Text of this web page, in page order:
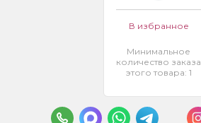
В избранное
Минимальное
количество заказа
этого товара: 1